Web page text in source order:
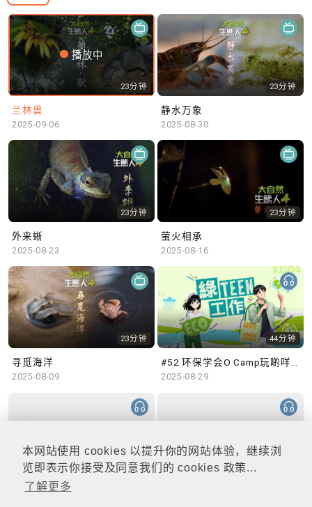
本网站使用 cookies 以提升你的网站体验，继续浏
览即表示你接受及同意我们的 cookies 政策...
了解更多
播放中
23分钟
兰林兽
2025-09-06
23分钟
静水万象
2025-08-30
23分钟
外来蜥
2025-08-23
23分钟
萤火相承
2025-08-16
23分钟
寻觅海洋
2025-08-09
44分钟
#52 环保学会O Camp玩啲咩？ | 参与学生: Sammi、Cardi、Charles (香港科技大学 环境管理及科技学生联会)
2025-08-29
48分钟